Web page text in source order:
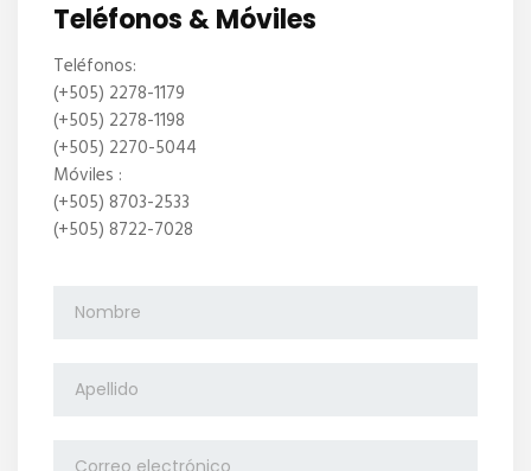
Teléfonos & Móviles
Teléfonos:
(+505) 2278-1179
(+505) 2278-1198
(+505) 2270-5044
Móviles :
(+505) 8703-2533
(+505) 8722-7028